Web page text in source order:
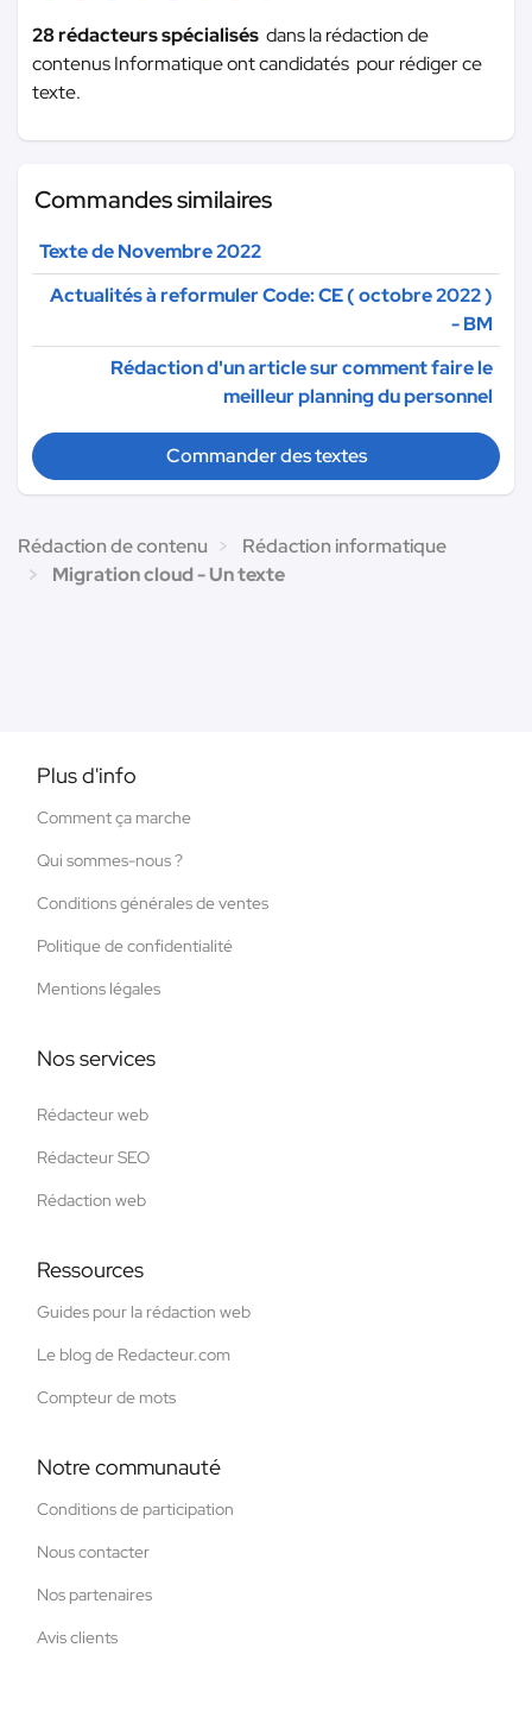
28 rédacteurs spécialisés dans la rédaction de
contenus Informatique ont candidatés pour rédiger ce
texte.
Commandes similaires
Texte de Novembre 2022
Actualités à reformuler Code: CE ( octobre 2022 )
- BM
Rédaction d'un article sur comment faire le
meilleur planning du personnel
Commander des textes
Rédaction de contenu
Rédaction informatique
Migration cloud - Un texte
Plus d'info
Comment ça marche
Qui sommes-nous ?
Conditions générales de ventes
Politique de confidentialité
Mentions légales
Nos services
Rédacteur web
Rédacteur SEO
Rédaction web
Ressources
Guides pour la rédaction web
Le blog de Redacteur.com
Compteur de mots
Notre communauté
Conditions de participation
Nous contacter
Nos partenaires
Avis clients